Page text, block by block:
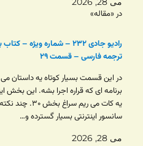
در «مقاله»
رادیو جادی ۲۳۲ – شماره
ترجمه فارسی – قسمت ۲۹
در این قسمت بسیار کوتاه یه داستان
برنامه ای که قراره اجرا بشه. این
یه کات می ریم
سانسور اینترنتی بسیار گسترده و…
می 28, 2026